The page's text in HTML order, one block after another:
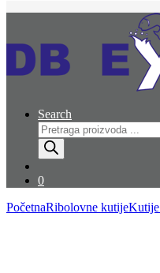
Search
Products
search
0
PočetnaRibolovne kutije